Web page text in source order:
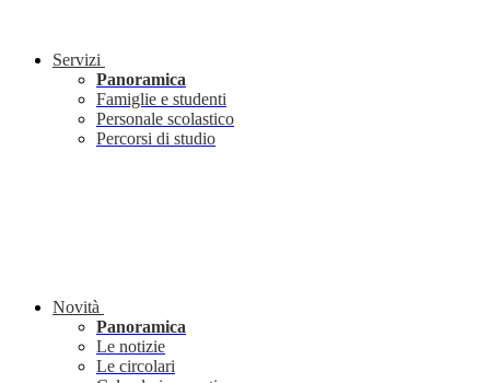
Servizi
Panoramica
Famiglie e studenti
Personale scolastico
Percorsi di studio
Novità
Panoramica
Le notizie
Le circolari